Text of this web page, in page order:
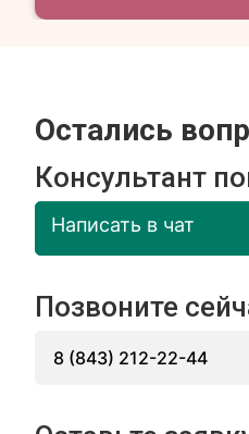
Остались
Консультант
Написать в чат
Позвоните
8 (843) 212-22-44